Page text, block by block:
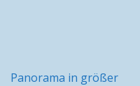
Panorama in größer